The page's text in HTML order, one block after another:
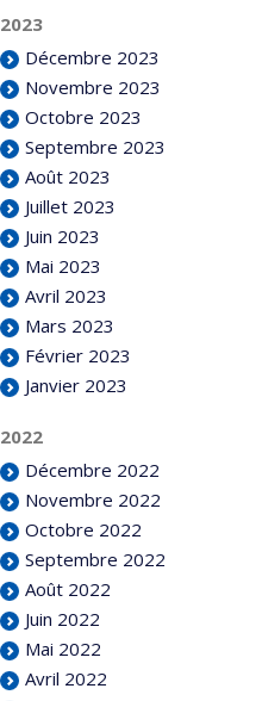
2023
Décembre 2023
Novembre 2023
Octobre 2023
Septembre 2023
Août 2023
Juillet 2023
Juin 2023
Mai 2023
Avril 2023
Mars 2023
Février 2023
Janvier 2023
2022
Décembre 2022
Novembre 2022
Octobre 2022
Septembre 2022
Août 2022
Juin 2022
Mai 2022
Avril 2022